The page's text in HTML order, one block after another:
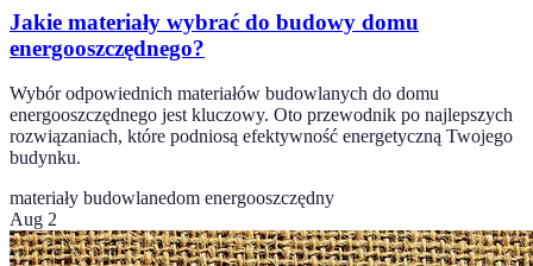
Jakie materiały wybrać do budowy domu
energooszczędnego?
Wybór odpowiednich materiałów budowlanych do domu
energooszczędnego jest kluczowy. Oto przewodnik po najlepszych
rozwiązaniach, które podniosą efektywność energetyczną Twojego
budynku.
materiały budowlanedom energooszczędny
Aug 2